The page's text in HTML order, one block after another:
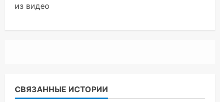
из видео
СВЯЗАННЫЕ ИСТОРИИ